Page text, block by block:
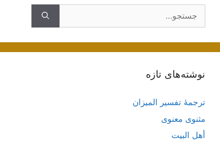
نوشته‌های تازه
ترجمۀ تفسیر المیزان
مثنوی معنوی
أهل البيت